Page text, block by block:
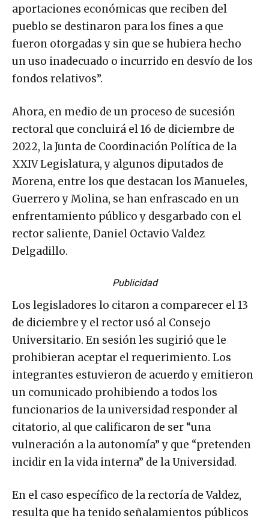
aportaciones económicas que reciben del
pueblo se destinaron para los fines a que
fueron otorgadas y sin que se hubiera hecho
un uso inadecuado o incurrido en desvío de los
fondos relativos”.
Ahora, en medio de un proceso de sucesión
rectoral que concluirá el 16 de diciembre de
2022, la Junta de Coordinación Política de la
XXIV Legislatura, y algunos diputados de
Morena, entre los que destacan los Manueles,
Guerrero y Molina, se han enfrascado en un
enfrentamiento público y desgarbado con el
rector saliente, Daniel Octavio Valdez
Delgadillo.
Publicidad
Los legisladores lo citaron a comparecer el 13
de diciembre y el rector usó al Consejo
Universitario. En sesión les sugirió que le
prohibieran aceptar el requerimiento. Los
integrantes estuvieron de acuerdo y emitieron
un comunicado prohibiendo a todos los
funcionarios de la universidad responder al
citatorio, al que calificaron de ser “una
vulneración a la autonomía” y que “pretenden
incidir en la vida interna” de la Universidad.
En el caso específico de la rectoría de Valdez,
resulta que ha tenido señalamientos públicos